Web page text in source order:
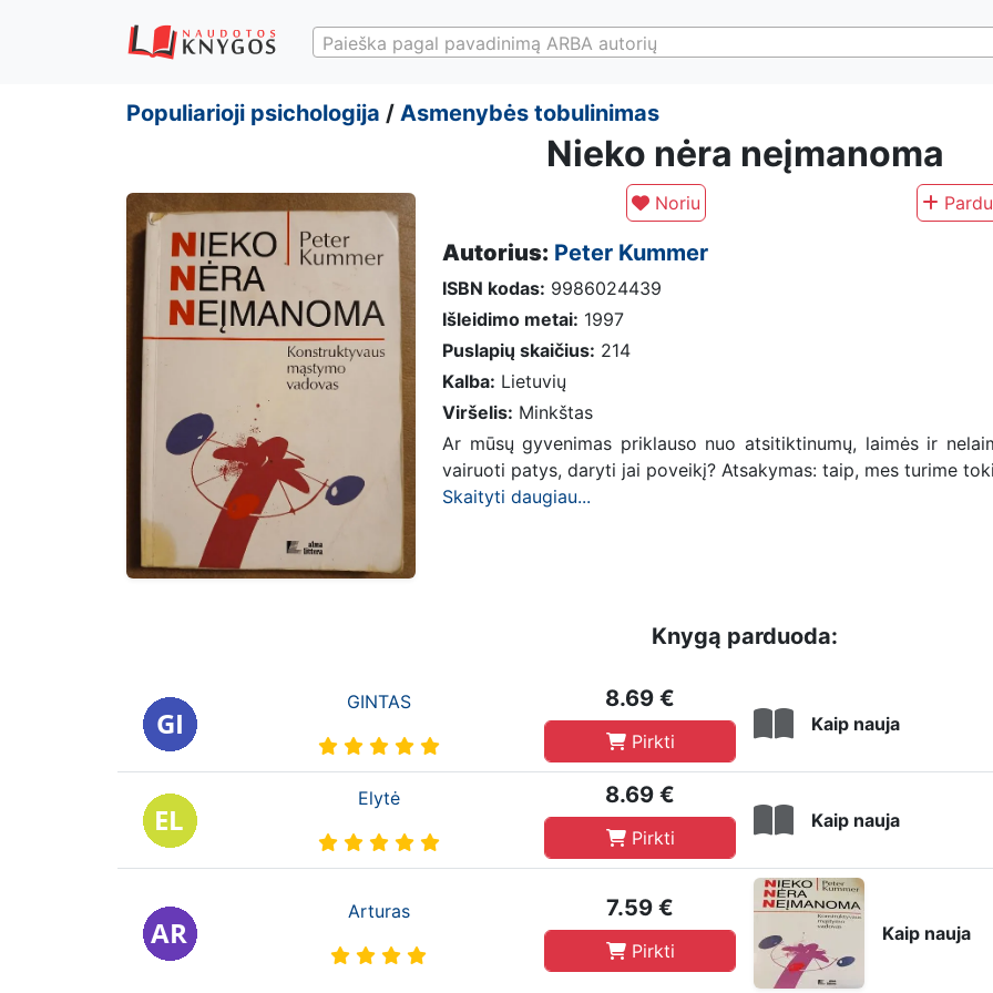
Paieška pagal pavadinimą ARBA autorių
Populiarioji psichologija / Asmenybės tobulinimas
Nieko nėra neįmanoma
Noriu
Autorius: Peter Kummer
ISBN kodas: 9986024439
Išleidimo metai: 1997
Puslapių skaičius: 214
Kalba: Lietuvių
Viršelis: Minkštas
Ar mūsų gyvenimas priklauso nuo atsitiktinumų, laimės ir
vairuoti patys, daryti jai poveikį? Atsakymas: taip, mes turime
Skaityti daugiau...
Knygą parduoda:
GINTAS 8.69 €
Pirkti
Kaip nauja
Elytė 8.69 €
Pirkti
Kaip nauja
Arturas 7.59 €
Pirkti
Kaip nauja